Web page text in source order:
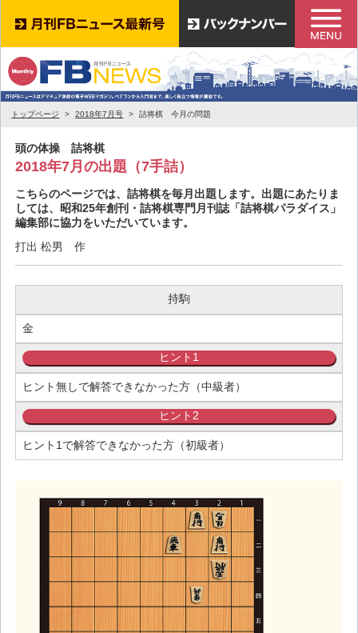
トップページ 2018年7月号 詰将棋 今月の問題
頭の体操 詰将棋
2018年7月の出題（7手詰）
こちらのページでは、詰将棋を毎月出題します。出題にあたりま
しては、昭和25年創刊・詰将棋専門月刊誌「詰将棋パラダイス」
編集部に協力をいただいています。
打出 松男 作
持駒
金
ヒント1
ヒント無しで解答できなかった方（中級者）
ヒント2
ヒント1で解答できなかった方（初級者）